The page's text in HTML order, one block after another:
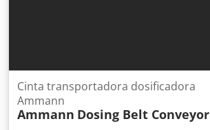
Cinta transportadora dosificadora
Ammann
Ammann Dosing Belt Conveyor